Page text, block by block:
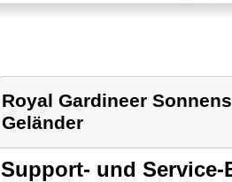
Royal Gardineer
Geländer
Support- und Service-